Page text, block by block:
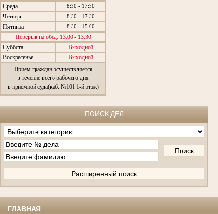
Среда 8:30 - 17:30
Четверг 8:30 - 17:30
Пятница 8:30 - 15:00
Перерыв на обед: 13:00 - 13:30
Суббота
Выходной
Воскресенье
Выходной
Прием граждан осуществляется
в течение всего рабочего дня
в приёмной суда(каб. №101 1-й этаж)
ПОИСК ДЕЛ
ГЛАВНАЯ